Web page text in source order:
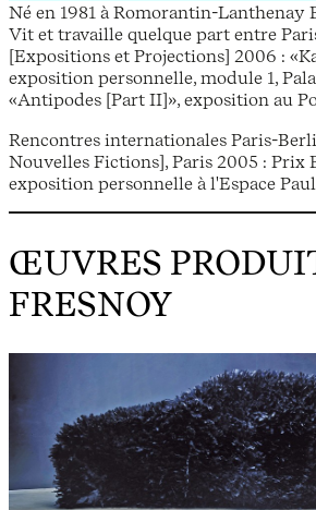
Né en 1981 à Romorantin-Lanthenay
Vit et travaille quelque part entre
[Expositions et Projections] 2006 :
exposition personnelle, module 1,
«Antipodes [Part II]», exposition au
Rencontres internationales Paris-
Nouvelles Fictions], Paris 2005 : Prix
exposition personnelle à l'Espace
ŒUVRES
FRESNOY